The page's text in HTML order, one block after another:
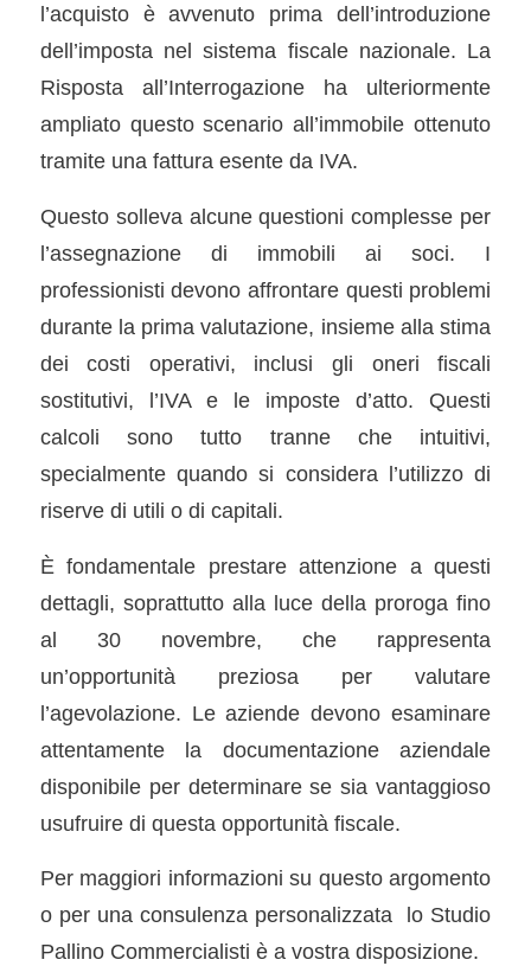
l’acquisto è avvenuto prima dell’introduzione
dell’imposta nel sistema fiscale nazionale. La
Risposta all’Interrogazione ha ulteriormente
ampliato questo scenario all’immobile ottenuto
tramite una fattura esente da IVA.
Questo solleva alcune questioni complesse per
l’assegnazione di immobili ai soci. I
professionisti devono affrontare questi problemi
durante la prima valutazione, insieme alla stima
dei costi operativi, inclusi gli oneri fiscali
sostitutivi, l’IVA e le imposte d’atto. Questi
calcoli sono tutto tranne che intuitivi,
specialmente quando si considera l’utilizzo di
riserve di utili o di capitali.
È fondamentale prestare attenzione a questi
dettagli, soprattutto alla luce della proroga fino
al 30 novembre, che rappresenta
un’opportunità preziosa per valutare
l’agevolazione. Le aziende devono esaminare
attentamente la documentazione aziendale
disponibile per determinare se sia vantaggioso
usufruire di questa opportunità fiscale.
Per maggiori informazioni su questo argomento
o per una consulenza personalizzata lo Studio
Pallino Commercialisti è a vostra disposizione.